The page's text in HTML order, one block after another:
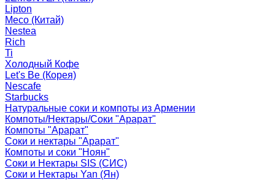
Lipton
Meco (Китай)
Nestea
Rich
Ti
Холодный Кофе
Let's Be (Корея)
Nescafe
Starbucks
Натуральные соки и компоты из Армении
Компоты/Нектары/Соки "Арарат"
Компоты "Арарат"
Соки и нектары "Арарат"
Компоты и соки "Ноян"
Соки и Нектары SIS (СИС)
Соки и Нектары Yan (Ян)